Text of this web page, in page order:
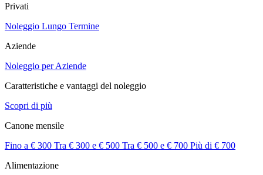
Privati
Noleggio Lungo Termine
Aziende
Noleggio per Aziende
Caratteristiche e vantaggi del noleggio
Scopri di più
Canone mensile
Fino a € 300 Tra € 300 e € 500 Tra € 500 e € 700 Più di € 700
Alimentazione